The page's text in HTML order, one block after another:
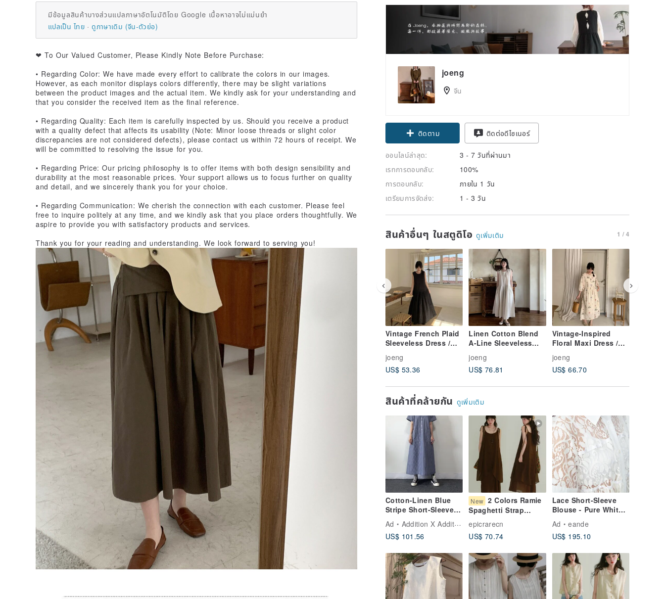
joeng
จีน
Claim coupon
ติดตาม
ติดต่อดีไซเนอร์
ออนไลน์ล่าสุด:
3 - 7 วันที่ผ่านมา
เรทการตอบกลับ:
100%
การตอบกลับ:
ภายใน 1 วัน
เตรียมการจัดส่ง:
1 - 3 วัน
สินค้าอื่นๆ ในสตูดิโอ ดูเพิ่มเติม 1 / 4
Vintage French Plaid
Sleeveless Dress /
Little Black Dress /
Summer Age-
joeng
US$ 53.36
Linen Cotton Blend
A-Line Sleeveless
Solid Color Japanese
Retro / Premium
Slip Dress
joeng
US$ 76.81
Vintage-Inspired
Floral Maxi Dress /
Sleeved Design / Tea
Dress Style
joeng
US$ 66.70
สินค้าที่คล้ายกัน ดูเพิ่มเติม
Cotton-Linen Blue
Stripe Short-Sleeved
Dress
Ad
Addition X Addition
US$ 101.56
New 2 Colors Ramie
Spaghetti Strap
Versatile Dress |
Elegant Resort Style
epicrarecn
US$ 70.74
Lace Short-Sleeve
Blouse - Pure White,
Ethereal Bridal Style
Ad
eande
US$ 195.10
มีข้อมูลสินค้าบางส่วนแปลภาษาอัตโนมัติโดย Google เนื้อหาอาจไม่แม่นยำ
แปลเป็น ไทย
ดูภาษาเดิม (จีน-ตัวย่อ)
❤ To Our Valued Customer, Please Kindly Note Before Purchase:
• Regarding Color: We have made every effort to calibrate the colors in our images.
However, as each monitor displays colors differently, there may be slight variations
between the product images and the actual item. We kindly ask for your understanding and
that you consider the received item as the final reference.
• Regarding Quality: Each item is carefully inspected by us. Should you receive a product
with a quality defect that affects its usability (Note: Minor loose threads or slight color
discrepancies are not considered defects), please contact us within 72 hours of receipt. We
will be committed to resolving the issue for you.
• Regarding Price: Our pricing philosophy is to offer items with both design sensibility and
durability at the most reasonable prices. Your support allows us to focus further on quality
and detail, and we sincerely thank you for your choice.
• Regarding Communication: We cherish the connection with each customer. Please feel
free to inquire politely at any time, and we kindly ask that you place orders thoughtfully. We
aspire to provide you with satisfactory products and services.
Thank you for your reading and understanding. We look forward to serving you!